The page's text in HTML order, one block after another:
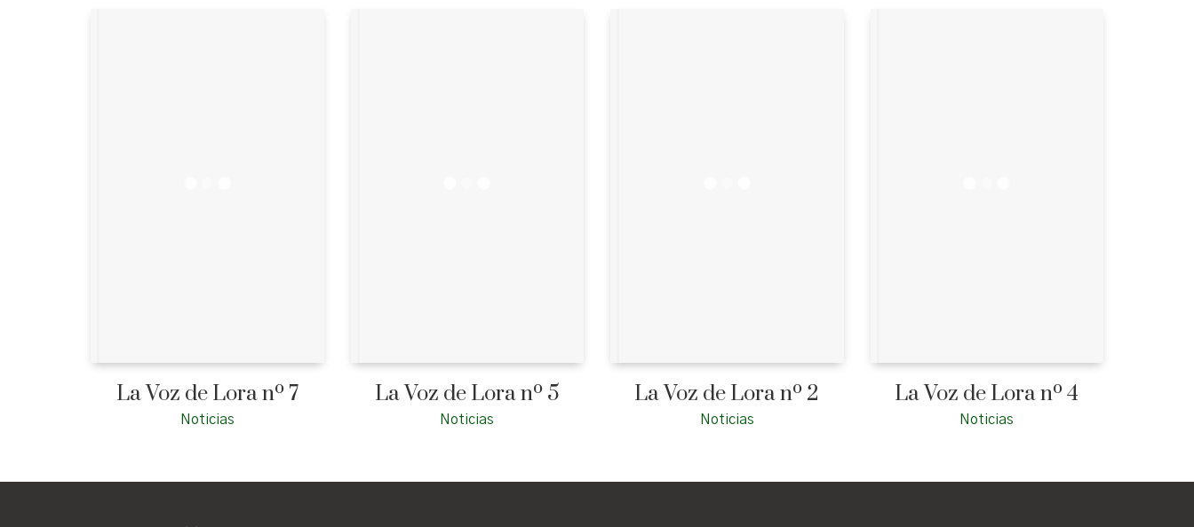
La Voz de Lora nº 7
Noticias
La Voz de Lora nº 5
Noticias
La Voz de Lora nº 2
Noticias
La Voz de Lora nº 4
Noticias